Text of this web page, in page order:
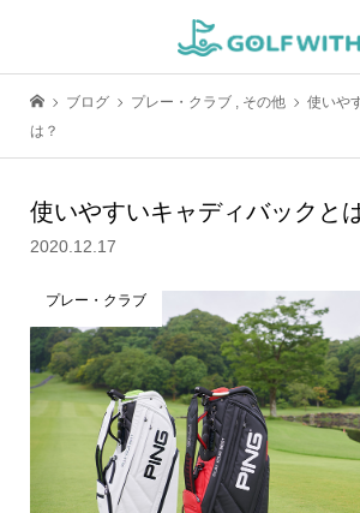
ブログ プレー・クラブ , その他
使いや
は？
使いやすいキャディバックと
2020.12.17
プレー・クラブ